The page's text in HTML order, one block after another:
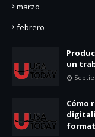
marzo
febrero
un
Cómo